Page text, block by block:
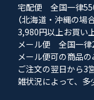
宅配便 全国一律
（北海道・沖縄の場
3,980円以上お買い
メール便 全国一律
メール便可の商品の
ご注文の翌日から3
雑状況によって、多